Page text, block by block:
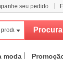
seu pedido
moda